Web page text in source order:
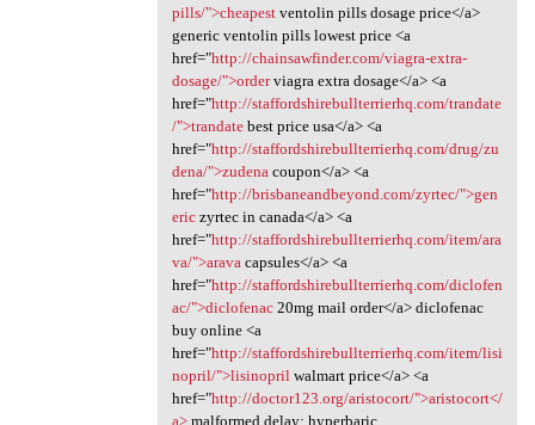
pills/">cheapestventolin pills dosage price</a>
generic ventolin pills lowest price <a
href="http://chainsawfinder.com/viagra-extra-
dosage/">orderviagra extra dosage</a> <a
href="http://staffordshirebullterrierhq.com/trandate
/">trandatebest price usa</a> <a
href="http://staffordshirebullterrierhq.com/drug/zu
dena/">zudena coupon</a> <a
href="http://brisbaneandbeyond.com/zyrtec/">gen
ericzyrtec in canada</a> <a
href="http://staffordshirebullterrierhq.com/item/ara
va/">arava capsules</a> <a
href="http://staffordshirebullterrierhq.com/diclofen
ac/">diclofenac20mg mail order</a> diclofenac
buy online <a
href="http://staffordshirebullterrierhq.com/item/lisi
nopril/">lisinopril walmart price</a> <a
href="http://doctor123.org/aristocort/">aristocort</
a>malformed delay; hyperbaric